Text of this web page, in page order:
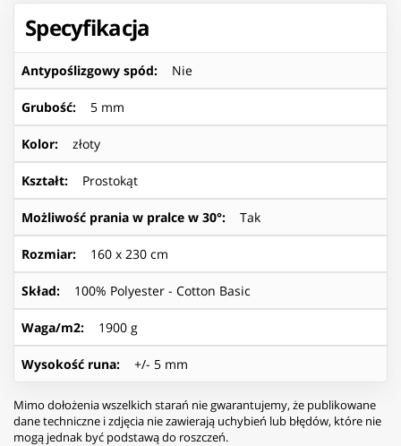
Specyfikacja
Antypoślizgowy spód: Nie
Grubość: 5 mm
Kolor: złoty
Kształt: Prostokąt
Możliwość prania w pralce w 30°: Tak
Rozmiar: 160 x 230 cm
Skład: 100% Polyester - Cotton Basic
Waga/m2: 1900 g
Wysokość runa: +/- 5 mm
Mimo dołożenia wszelkich starań nie gwarantujemy, że publikowane
dane techniczne i zdjęcia nie zawierają uchybień lub błędów, które nie
mogą jednak być podstawą do roszczeń.